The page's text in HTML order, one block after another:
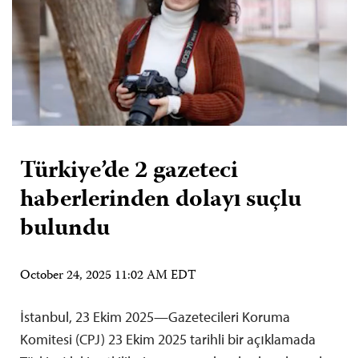
Türkiye’de 2 gazeteci
haberlerinden dolayı suçlu
bulundu
October 24, 2025 11:02 AM EDT
İstanbul, 23 Ekim 2025—Gazetecileri Koruma
Komitesi (CPJ) 23 Ekim 2025 tarihli bir açıklamada